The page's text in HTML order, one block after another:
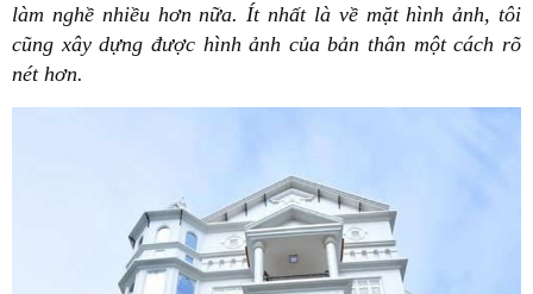
làm nghề nhiều hơn nữa. Ít nhất là về mặt hình ảnh, tôi
cũng xây dựng được hình ảnh của bản thân một cách rõ
nét hơn.